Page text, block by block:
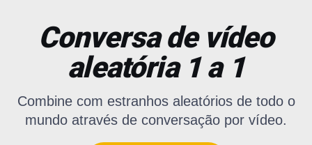
Conversa de vídeo
aleatória 1 a 1
Combine com estranhos aleatórios de todo o
mundo através de conversação por vídeo.